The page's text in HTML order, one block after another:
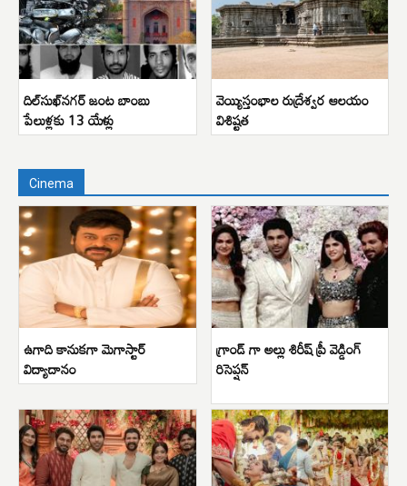
దిల్‌సుఖ్‌నగర్ జంట బాంబు
పేలుళ్లకు 13 యేళ్లు
వెయ్యిస్తంభాల రుద్రేశ్వర ఆలయం
విశిష్టత
Cinema
ఉగాది కానుకగా మెగాస్టార్
విద్యాదానం
గ్రాండ్ గా అల్లు శిరీష్ ప్రీ వెడ్డింగ్
రిసెప్షన్